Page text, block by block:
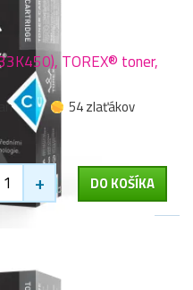
TOREX® toner,
54 zlaťákov
+ DO KOŠÍKA